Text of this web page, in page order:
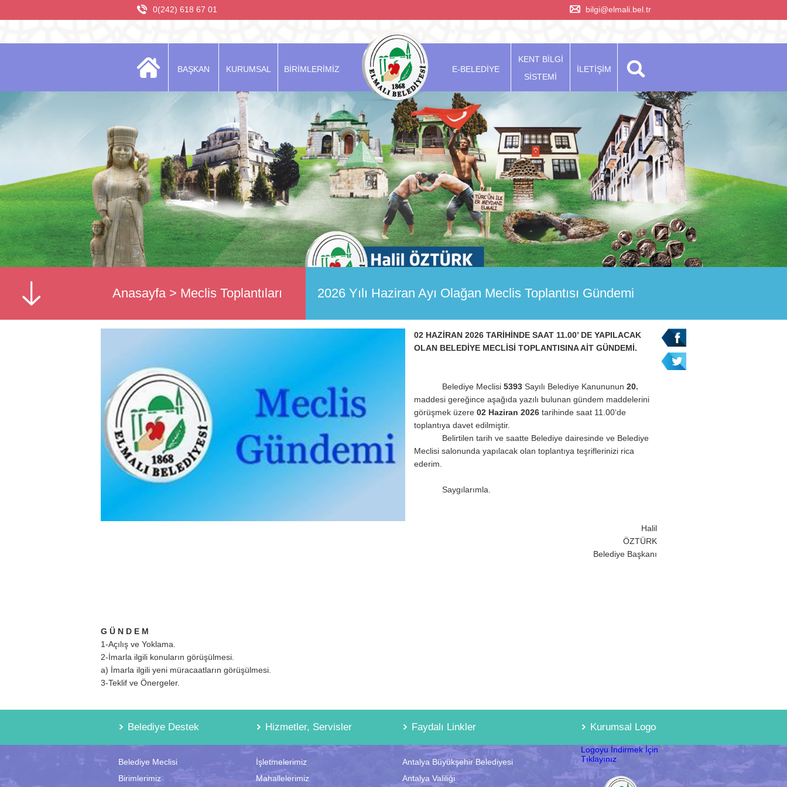
0(242) 618 67 01 bilgi@elmali.bel.tr
BAŞKAN KURUMSAL BİRİMLERİMİZ E-BELEDİYE
KENT BİLGİ
SİSTEMİ
İLETİŞİM
Anasayfa> Meclis Toplantıları 2026 Yılı Haziran Ayı Olağan Meclis Toplantısı Gündemi
02 HAZİRAN 2026 TARİHİNDE SAAT 11.00’ DE YAPILACAK
OLAN BELEDİYE MECLİSİ TOPLANTISINA AİT GÜNDEMİ.
Belediye Meclisi 5393 Sayılı Belediye Kanununun 20.
maddesi gereğince aşağıda yazılı bulunan gündem maddelerini
görüşmek üzere 02 Haziran 2026 tarihinde saat 11.00‘de
toplantıya davet edilmiştir.
Belirtilen tarih ve saatte Belediye dairesinde ve Belediye
Meclisi salonunda yapılacak olan toplantıya teşriflerinizi rica
ederim.
Saygılarımla.
Halil
ÖZTÜRK
Belediye Başkanı
G Ü N D E M
1-Açılış ve Yoklama.
2-İmarla ilgili konuların görüşülmesi.
a) İmarla ilgili yeni müracaatların görüşülmesi.
3-Teklif ve Önergeler.
Belediye Destek Hizmetler, Servisler Faydalı Linkler Kurumsal Logo
Belediye Meclisi
Birimlerimiz
İşletmelerimiz
Mahallelerimiz
Antalya Büyükşehir Belediyesi
Antalya Valiliği
Logoyu İndirmek İçin
Tıklayınız